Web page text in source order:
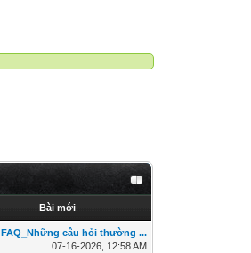
Bài mới
FAQ_Những câu hỏi thường ...
07-16-2026, 12:58 AM